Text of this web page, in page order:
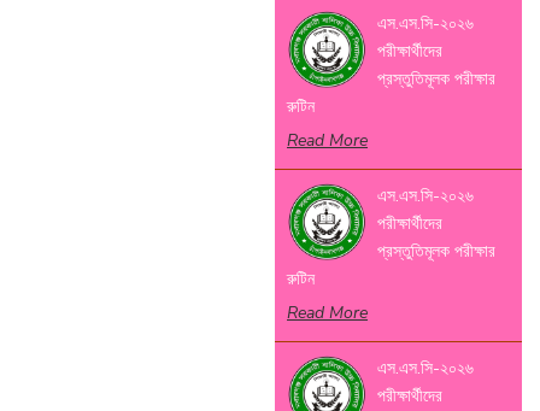
এস.এস.সি-২০২৬
পরীক্ষার্থীদের
প্রস্তুতিমূলক পরীক্ষার
রুটিন
Read More
এস.এস.সি-২০২৬
পরীক্ষার্থীদের
প্রস্তুতিমূলক পরীক্ষার
রুটিন
Read More
এস.এস.সি-২০২৬
পরীক্ষার্থীদের